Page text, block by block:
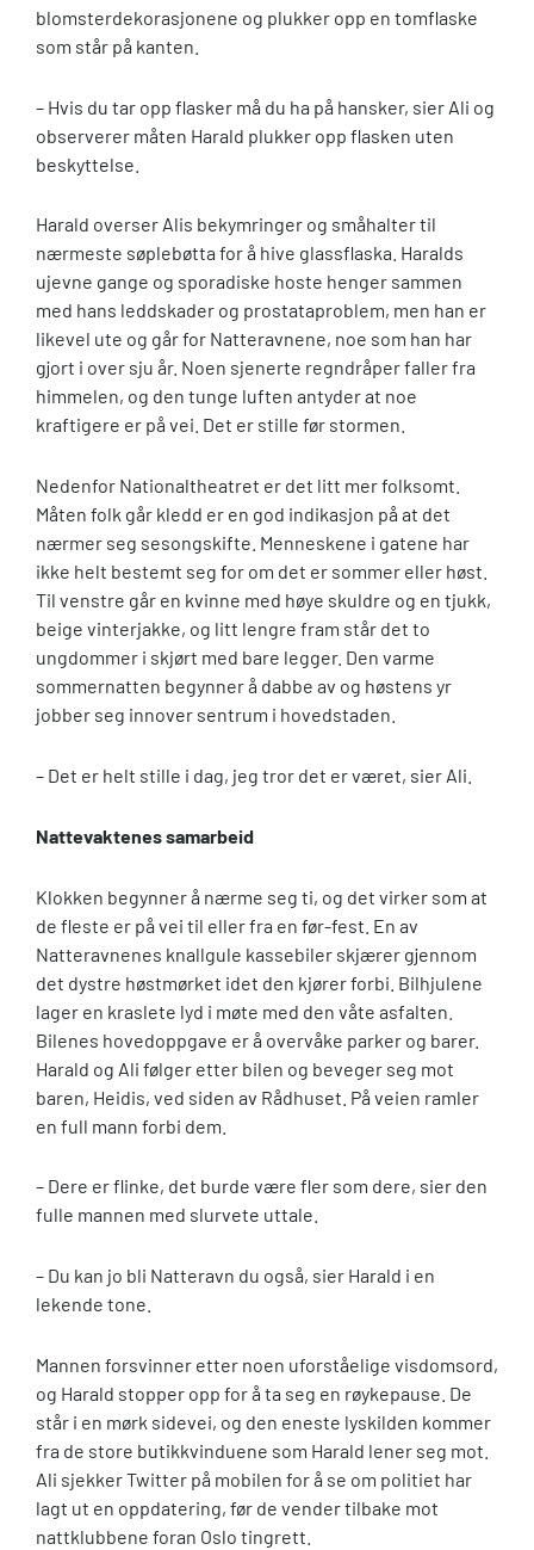
blomsterdekorasjonene og plukker opp en tomflaske
som står på kanten.
– Hvis du tar opp flasker må du ha på hansker, sier Ali og
observerer måten Harald plukker opp flasken uten
beskyttelse.
Harald overser Alis bekymringer og småhalter til
nærmeste søplebøtta for å hive glassflaska. Haralds
ujevne gange og sporadiske hoste henger sammen
med hans leddskader og prostataproblem, men han er
likevel ute og går for Natteravnene, noe som han har
gjort i over sju år. Noen sjenerte regndråper faller fra
himmelen, og den tunge luften antyder at noe
kraftigere er på vei. Det er stille før stormen.
Nedenfor Nationaltheatret er det litt mer folksomt.
Måten folk går kledd er en god indikasjon på at det
nærmer seg sesongskifte. Menneskene i gatene har
ikke helt bestemt seg for om det er sommer eller høst.
Til venstre går en kvinne med høye skuldre og en tjukk,
beige vinterjakke, og litt lengre fram står det to
ungdommer i skjørt med bare legger. Den varme
sommernatten begynner å dabbe av og høstens yr
jobber seg innover sentrum i hovedstaden.
– Det er helt stille i dag, jeg tror det er været, sier Ali.
Nattevaktenes samarbeid
Klokken begynner å nærme seg ti, og det virker som at
de fleste er på vei til eller fra en før-fest. En av
Natteravnenes knallgule kassebiler skjærer gjennom
det dystre høstmørket idet den kjører forbi. Bilhjulene
lager en kraslete lyd i møte med den våte asfalten.
Bilenes hovedoppgave er å overvåke parker og barer.
Harald og Ali følger etter bilen og beveger seg mot
baren, Heidis, ved siden av Rådhuset. På veien ramler
en full mann forbi dem.
– Dere er flinke, det burde være fler som dere, sier den
fulle mannen med slurvete uttale.
– Du kan jo bli Natteravn du også, sier Harald i en
lekende tone.
Mannen forsvinner etter noen uforståelige visdomsord,
og Harald stopper opp for å ta seg en røykepause. De
står i en mørk sidevei, og den eneste lyskilden kommer
fra de store butikkvinduene som Harald lener seg mot.
Ali sjekker Twitter på mobilen for å se om politiet har
lagt ut en oppdatering, før de vender tilbake mot
nattklubbene foran Oslo tingrett.